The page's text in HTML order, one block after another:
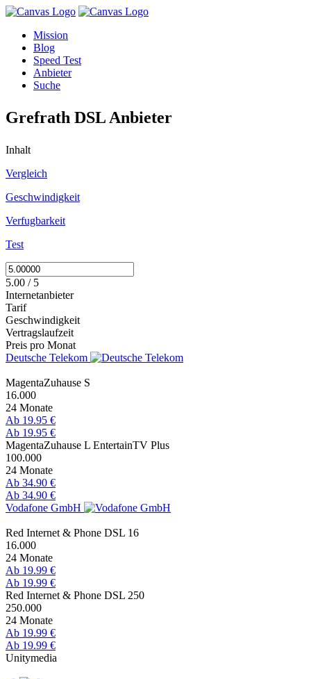
Mission
Blog
Speed Test
Anbieter
Suche
Grefrath DSL Anbieter
Inhalt
Vergleich
Geschwindigkeit
Verfugbarkeit
Test
5.00 / 5
Internetanbieter
Tarif
Geschwindigkeit
Vertragslaufzeit
Preis pro Monat
Deutsche Telekom
MagentaZuhause S
16.000
24 Monate
Ab 19.95 €
Ab 19.95 €
MagentaZuhause L EntertainTV Plus
100.000
24 Monate
Ab 34.90 €
Ab 34.90 €
Vodafone GmbH
Red Internet & Phone DSL 16
16.000
24 Monate
Ab 19.99 €
Ab 19.99 €
Red Internet & Phone DSL 250
250.000
24 Monate
Ab 19.99 €
Ab 19.99 €
Unitymedia